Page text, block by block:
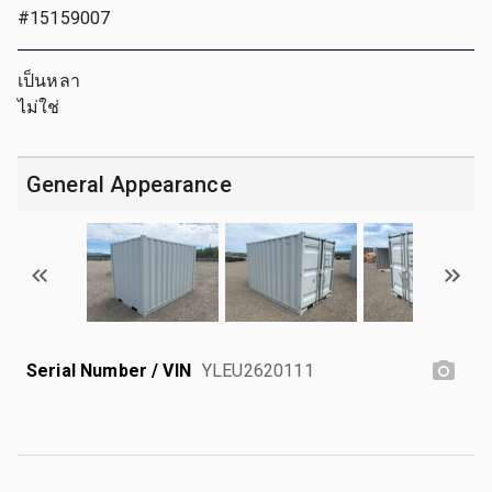
#15159007
เป็นหลา
ไม่ใช่
General Appearance
Serial Number / VIN YLEU2620111